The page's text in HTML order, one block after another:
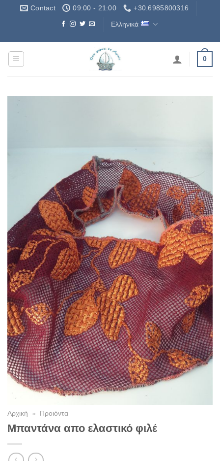
ΜετάβασηContact 09:00 - 21:00 +30.6985800316
Ελληνικά
0
Αρχική » Προιόντα
Mπαντάνα απο ελαστικό φιλέ